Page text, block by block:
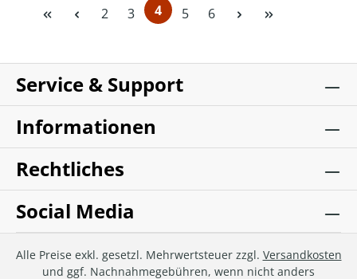
Seite
2 Seite
3 Seite
4 Seite
5 Seite
6
Service & Support
Informationen
Rechtliches
Social Media
Alle Preise exkl. gesetzl. Mehrwertsteuer zzgl. Versandkosten
und ggf. Nachnahmegebühren, wenn nicht anders